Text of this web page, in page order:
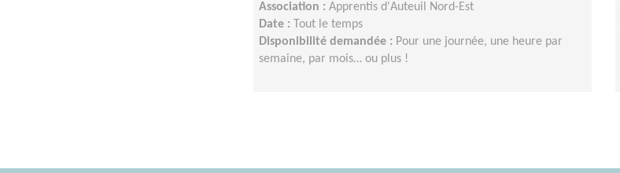
Association : Apprentis d'Auteuil Nord-Est
Date :
Tout le temps
Disponibilité demandée : Pour une journée, une heure par
semaine, par mois… ou plus !